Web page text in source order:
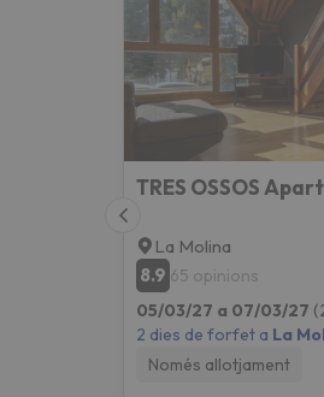
La Molina
8.9 65 opinions
05/03/27 a 07/03/27
2 dies de forfet a La
Només allotjament